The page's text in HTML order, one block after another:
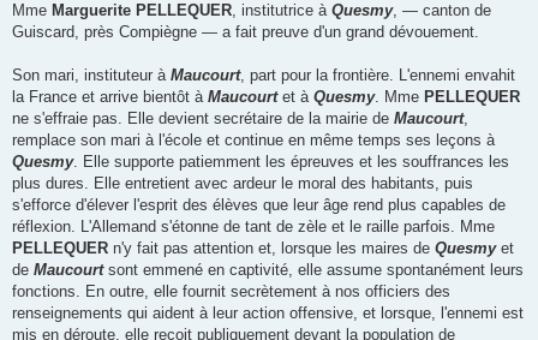
Mme Marguerite PELLEQUER, institutrice à Quesmy, — canton de
Guiscard, près Compiègne — a fait preuve d'un grand dévouement.
Son mari, instituteur à Maucourt, part pour la frontière. L'ennemi envahit
la France et arrive bientôt à Maucourtet à Quesmy. Mme PELLEQUER
ne s'effraie pas. Elle devient secrétaire de la mairie de Maucourt,
remplace son mari à l'école et continue en même temps ses leçons à
Quesmy. Elle supporte patiemment les épreuves et les souffrances les
plus dures. Elle entretient avec ardeur le moral des habitants, puis
s'efforce d'élever l'esprit des élèves que leur âge rend plus capables de
réflexion. L'Allemand s'étonne de tant de zèle et le raille parfois. Mme
PELLEQUER n'y fait pas attention et, lorsque les maires de Quesmyet
de Maucourtsont emmené en captivité, elle assume spontanément leurs
fonctions. En outre, elle fournit secrètement à nos officiers des
renseignements qui aident à leur action offensive, et lorsque, l'ennemi est
mis en déroute, elle reçoit publiquement devant la population de